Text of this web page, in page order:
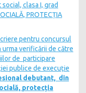
clasa I, grad
PROTECȚIA
pentru concursul
urma verificării de către
de participare
publice de execuție
debutant, din
protecția